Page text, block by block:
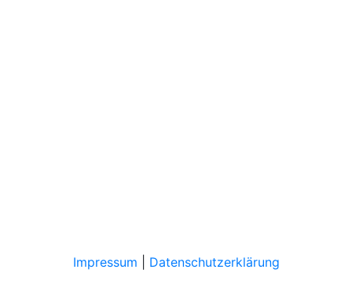
Impressum Datenschutzerklärung